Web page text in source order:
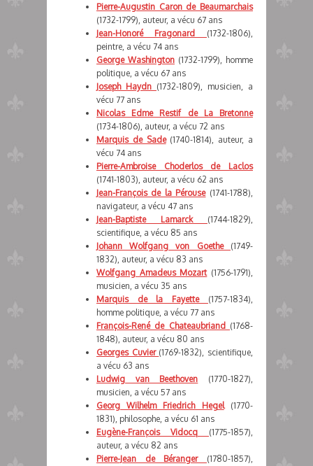
Pierre-Augustin Caron de Beaumarchais
(1732-1799), auteur, a vécu 67 ans
Jean-Honoré Fragonard (1732-1806),
peintre, a vécu 74 ans
George Washington(1732-1799), homme
politique, a vécu 67 ans
Joseph Haydn (1732-1809), musicien, a
vécu 77 ans
Nicolas Edme Restif de La Bretonne
(1734-1806), auteur, a vécu 72 ans
Marquis de Sade(1740-1814), auteur, a
vécu 74 ans
Pierre-Ambroise Choderlos de Laclos
(1741-1803), auteur, a vécu 62 ans
Jean-François de la Pérouse(1741-1788),
navigateur, a vécu 47 ans
Jean-Baptiste Lamarck (1744-1829),
scientifique, a vécu 85 ans
Johann Wolfgang von Goethe (1749-
1832), auteur, a vécu 83 ans
Wolfgang Amadeus Mozart(1756-1791),
musicien, a vécu 35 ans
Marquis de la Fayette (1757-1834),
homme politique, a vécu 77 ans
François-René de Chateaubriand (1768-
1848), auteur, a vécu 80 ans
Georges Cuvier (1769-1832), scientifique,
a vécu 63 ans
Ludwig van Beethoven (1770-1827),
musicien, a vécu 57 ans
Georg Wilhelm Friedrich Hegel(1770-
1831), philosophe, a vécu 61 ans
Eugène-François Vidocq (1775-1857),
auteur, a vécu 82 ans
Pierre-Jean de Béranger (1780-1857),